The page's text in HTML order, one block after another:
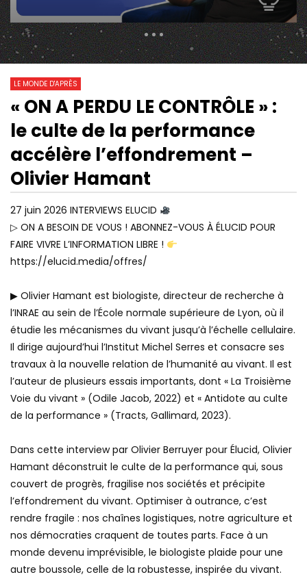
11 420 Views
1 522 0
Watch Later
38:24
LA FABRIQUE À IDIOTS
00:00
GUERRE COGNITIVE,
MENSONGES,
FRÉDÉRIC
LE MONDE D'APRÈS
« ON A PERDU LE CONTRÔLE » :
le culte de la performance
accélère l’effondrement –
Olivier Hamant
27 juin 2026 INTERVIEWS ELUCID
▷ ON A BESOIN DE VOUS ! ABONNEZ-VOUS À ÉLUCID POUR
FAIRE VIVRE L’INFORMATION LIBRE !
https://elucid.media/offres/
▶ Olivier Hamant est biologiste, directeur de recherche à
l’INRAE au sein de l’École normale supérieure de Lyon, où il
étudie les mécanismes du vivant jusqu’à l’échelle cellulaire.
Il dirige aujourd’hui l’Institut Michel Serres et consacre ses
travaux à la nouvelle relation de l’humanité au vivant. Il est
l’auteur de plusieurs essais importants, dont « La Troisième
Voie du vivant » (Odile Jacob, 2022) et « Antidote au culte
de la performance » (Tracts, Gallimard, 2023).
Dans cette interview par Olivier Berruyer pour Élucid, Olivier
Hamant déconstruit le culte de la performance qui, sous
couvert de progrès, fragilise nos sociétés et précipite
l’effondrement du vivant. Optimiser à outrance, c’est
rendre fragile : nos chaînes logistiques, notre agriculture et
nos démocraties craquent de toutes parts. Face à un
monde devenu imprévisible, le biologiste plaide pour une
autre boussole, celle de la robustesse, inspirée du vivant.